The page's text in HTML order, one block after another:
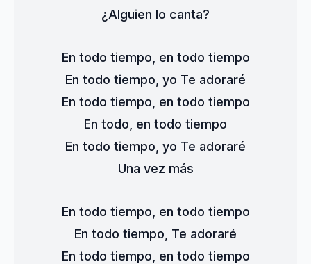
¿Alguien lo canta?
En todo tiempo, en todo tiempo
En todo tiempo, yo Te adoraré
En todo tiempo, en todo tiempo
En todo, en todo tiempo
En todo tiempo, yo Te adoraré
Una vez más
En todo tiempo, en todo tiempo
En todo tiempo, Te adoraré
En todo tiempo, en todo tiempo